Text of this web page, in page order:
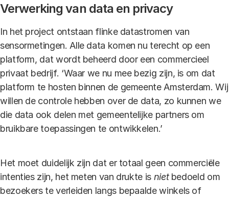
Verwerking van data en privacy
In het project ontstaan flinke datastromen van
sensormetingen. Alle data komen nu terecht op een
platform, dat wordt beheerd door een commercieel
privaat bedrijf. ‘Waar we nu mee bezig zijn, is om dat
platform te hosten binnen de gemeente Amsterdam. Wij
willen de controle hebben over de data, zo kunnen we
die data ook delen met gemeentelijke partners om
bruikbare toepassingen te ontwikkelen.’
Het moet duidelijk zijn dat er totaal geen commerciële
intenties zijn, het meten van drukte is nietbedoeld om
bezoekers te verleiden langs bepaalde winkels of